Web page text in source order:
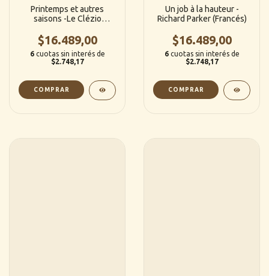
Printemps et autres
saisons -Le Clézio
$16.489,00
6 cuotas sin interés de
$2.748,17
Un job à la hauteur -
Richard Parker (Francés)
$16.489,00
6 cuotas sin interés de
$2.748,17